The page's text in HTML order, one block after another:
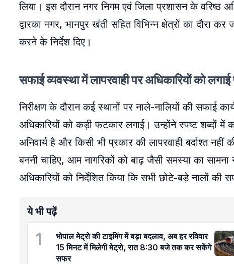
लिया। इस दौरान नगर निगम एवं जिला प्रशासन के वरिष्ठ
द्वारका नगर, भानपुर खंती सहित विभिन्न क्षेत्रों का दौरा
करने के निर्देश दिए।
सफाई व्यवस्था में लापरवाही पर अधिकारियों को
निरीक्षण के दौरान कई स्थानों पर नाले-नालियों की सफाई
अधिकारियों को कड़ी फटकार लगाई। उन्होंने स्पष्ट शब्दों में
अनिवार्य है और किसी भी प्रकार की लापरवाही बर्दाश्त
बननी चाहिए, आम नागरिकों को बाढ़ जैसी समस्या का
अधिकारियों को निर्देशित किया कि सभी छोटे-बड़े नालों की
ये भी पढ़ें
1
भोपाल मेट्रो की टाइमिंग में बड़ा बदलाव, अब हर रविवार
15 मिनट में मिलेगी मेट्रो, रात 8:30 बजे तक कर सकेंगे
सफर